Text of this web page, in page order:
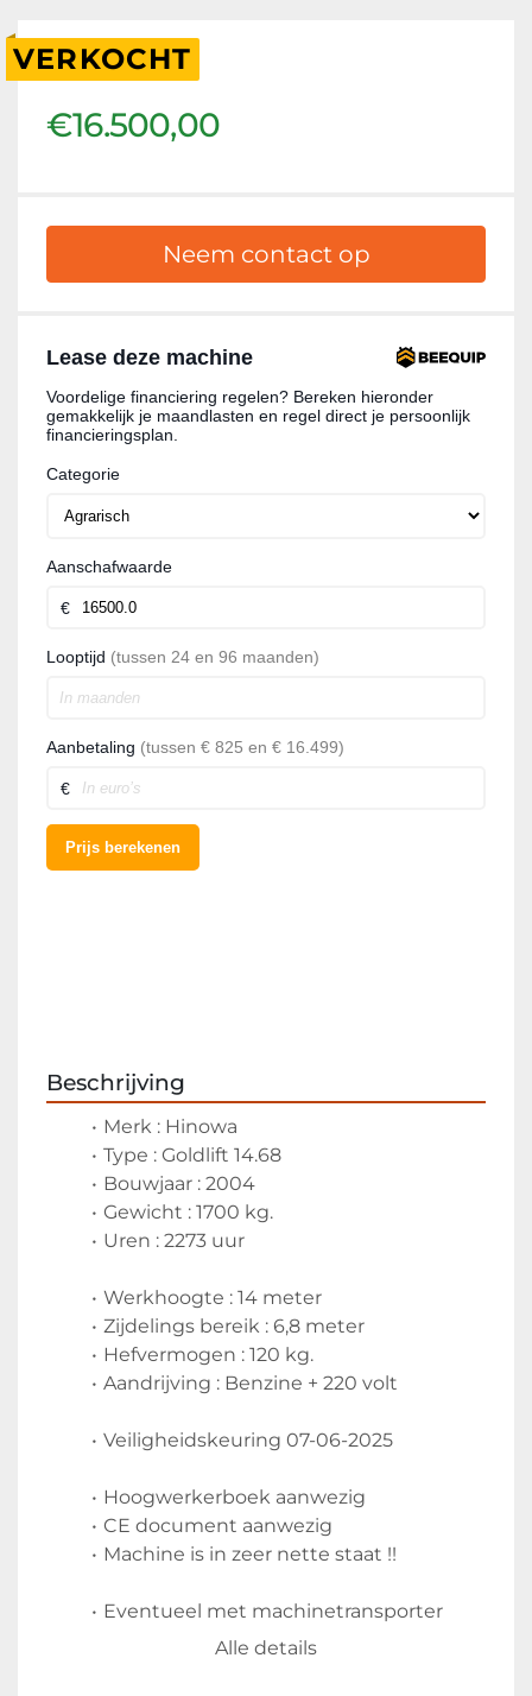
VERKOCHT
€16.500,00
Neem contact op
Beschrijving
Merk : Hinowa
Type : Goldlift 14.68
Bouwjaar : 2004
Gewicht : 1700 kg.
Uren : 2273 uur
Werkhoogte : 14 meter
Zijdelings bereik : 6,8 meter
Hefvermogen : 120 kg.
Aandrijving : Benzine + 220 volt
Veiligheidskeuring 07-06-2025
Hoogwerkerboek aanwezig
CE document aanwezig
Machine is in zeer nette staat !!
Eventueel met machinetransporter
Alle details